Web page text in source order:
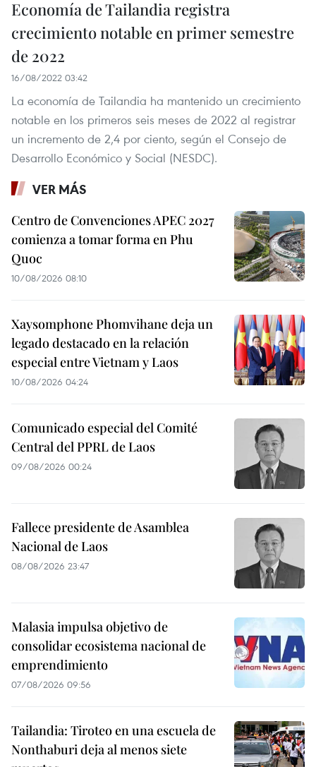
Economía de Tailandia registra
crecimiento notable en primer semestre
de 2022
16/08/2022 03:42
La economía de Tailandia ha mantenido un crecimiento
notable en los primeros seis meses de 2022 al registrar
un incremento de 2,4 por ciento, según el Consejo de
Desarrollo Económico y Social (NESDC).
VER MÁS
Centro de Convenciones APEC 2027
comienza a tomar forma en Phu
Quoc
10/08/2026 08:10
Xaysomphone Phomvihane deja un
legado destacado en la relación
especial entre Vietnam y Laos
10/08/2026 04:24
Comunicado especial del Comité
Central del PPRL de Laos
09/08/2026 00:24
Fallece presidente de Asamblea
Nacional de Laos
08/08/2026 23:47
Malasia impulsa objetivo de
consolidar ecosistema nacional de
emprendimiento
07/08/2026 09:56
Tailandia: Tiroteo en una escuela de
Nonthaburi deja al menos siete